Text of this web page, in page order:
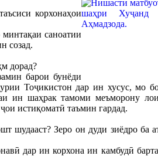
корхонаҳои
саноатии
созад.
дорад?
барои бунёди
Тоҷикистон дар ин хусус, мо
ин шаҳрак тамоми меъморону
истиқоматӣ таъмин гардад.
шудааст? Зеро он дуди зиёдро ба
дар ин корхона ин камбудӣ